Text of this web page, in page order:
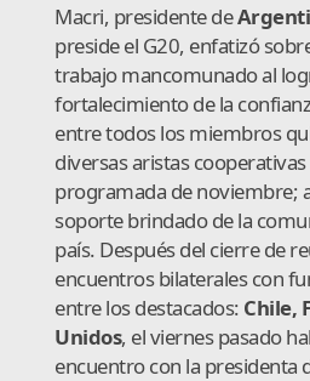
Macri, presidente de
preside el G20, enfatizó
trabajo mancomunado al
fortalecimiento de la
entre todos los miembros
diversas aristas
programada de noviembre;
soporte brindado de la
país. Después del cierre de
encuentros bilaterales con
entre los destacados: Chile,
Unidos, el viernes pasado
encuentro con la presidenta